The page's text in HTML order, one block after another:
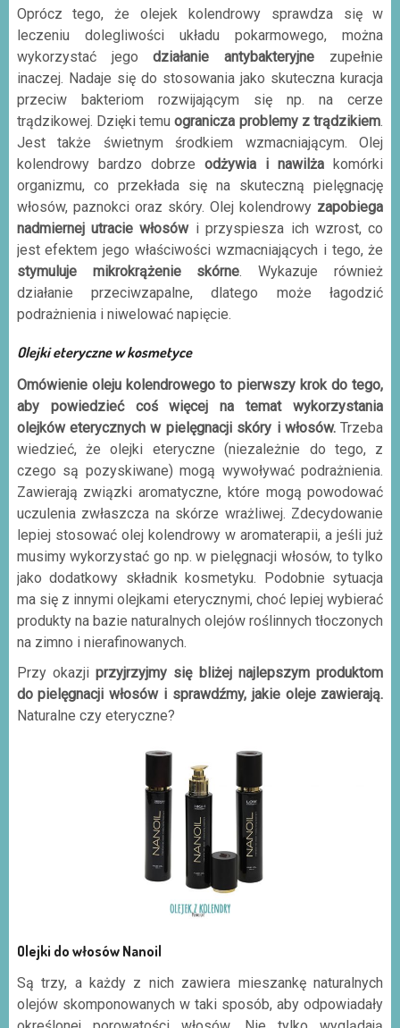
Oprócz tego, że olejek kolendrowy sprawdza się w
leczeniu dolegliwości układu pokarmowego, można
wykorzystać jegodziałanie antybakteryjne zupełnie
inaczej. Nadaje się do stosowania jako skuteczna kuracja
przeciw bakteriom rozwijającym się np. na cerze
trądzikowej. Dzięki temuogranicza problemy z trądzikiem.
Jest także świetnym środkiem wzmacniającym. Olej
kolendrowy bardzo dobrze odżywia i nawilża komórki
organizmu, co przekłada się na skuteczną pielęgnację
włosów, paznokci oraz skóry. Olej kolendrowy zapobiega
nadmiernej utracie włosówi przyspiesza ich wzrost, co
jest efektem jego właściwości wzmacniających i tego, że
stymuluje mikrokrążenie skórne. Wykazuje również
działanie przeciwzapalne, dlatego może łagodzić
podrażnienia i niwelować napięcie.
Olejki eteryczne w kosmetyce
Omówienie oleju kolendrowego to pierwszy krok do tego,
aby powiedzieć coś więcej na temat wykorzystania
olejków eterycznych w pielęgnacji skóry i włosów.Trzeba
wiedzieć, że olejki eteryczne (niezależnie do tego, z
czego są pozyskiwane) mogą wywoływać podrażnienia.
Zawierają związki aromatyczne, które mogą powodować
uczulenia zwłaszcza na skórze wrażliwej. Zdecydowanie
lepiej stosować olej kolendrowy w aromaterapii, a jeśli już
musimy wykorzystać go np. w pielęgnacji włosów, to tylko
jako dodatkowy składnik kosmetyku. Podobnie sytuacja
ma się z innymi olejkami eterycznymi, choć lepiej wybierać
produkty na bazie naturalnych olejów roślinnych tłoczonych
na zimno i nierafinowanych.
Przy okazjiprzyjrzyjmy się bliżej najlepszym produktom
do pielęgnacji włosów i sprawdźmy, jakie oleje zawierają.
Naturalne czy eteryczne?
Olejki do włosów Nanoil
Są trzy, a każdy z nich zawiera mieszankę naturalnych
olejów skomponowanych w taki sposób, aby odpowiadały